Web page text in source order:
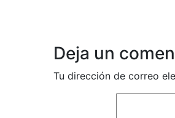
Deja un
Tu dirección de correo